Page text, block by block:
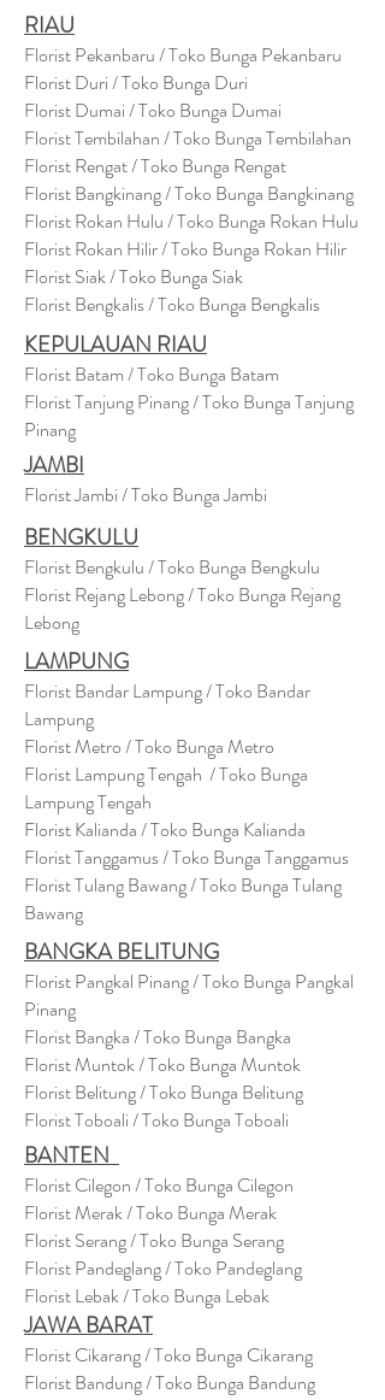
RIAU
Florist Pekanbaru / Toko Bunga Pekanbaru
Florist Duri / Toko Bunga Duri
Florist Dumai / Toko Bunga Dumai
Florist Tembilahan / Toko Bunga Tembilahan
Florist Rengat / Toko Bunga Rengat
Florist Bangkinang / Toko Bunga Bangkinang
Florist Rokan Hulu / Toko Bunga Rokan Hulu
Florist Rokan Hilir / Toko Bunga Rokan Hilir
Florist Siak / Toko Bunga Siak
Florist Bengkalis / Toko Bunga Bengkalis
KEPULAUAN RIAU
Florist Batam / Toko Bunga Batam
Florist Tanjung Pinang / Toko Bunga Tanjung
Pinang
JAMBI
Florist Jambi / Toko Bunga Jambi
BENGKULU
Florist Bengkulu / Toko Bunga Bengkulu
Florist Rejang Lebong / Toko Bunga Rejang
Lebong
LAMPUNG
Florist Bandar Lampung / Toko Bandar
Lampung
Florist Metro / Toko Bunga Metro
Florist Lampung Tengah / Toko Bunga
Lampung Tengah
Florist Kalianda / Toko Bunga Kalianda
Florist Tanggamus / Toko Bunga Tanggamus
Florist Tulang Bawang / Toko Bunga Tulang
Bawang
BANGKA BELITUNG
Florist Pangkal Pinang / Toko Bunga Pangkal
Pinang
Florist Bangka / Toko Bunga Bangka
Florist Muntok / Toko Bunga Muntok
Florist Belitung / Toko Bunga Belitung
Florist Toboali / Toko Bunga Toboali
BANTEN
Florist Cilegon / Toko Bunga Cilegon
Florist Merak / Toko Bunga Merak
Florist Serang / Toko Bunga Serang
Florist Pandeglang / Toko Pandeglang
Florist Lebak / Toko Bunga Lebak
JAWA BARAT
Florist Cikarang/ Toko Bunga Cikarang
Florist Bandung / Toko Bunga Bandung